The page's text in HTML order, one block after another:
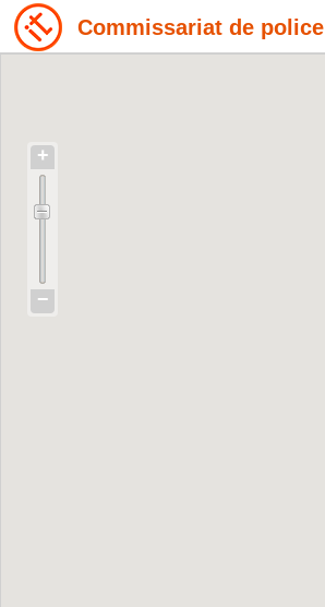
Commissariat de police
+
−